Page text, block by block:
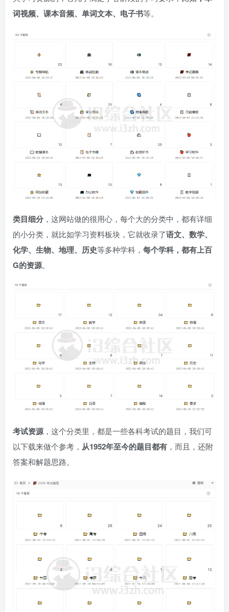
词视频、课本音频、单词文本、电子书等。
类目细分 ，这网站做的很用心，每个大的分类中，都有详细
的小分类，就比如学习资料板块，它就收录了语文、数学、
化学、生物、地理、历史等多种学科， 每个学科，都有上百
G的资源。
考试资源 ，这个分类里，都是一些各科考试的题目，我们可
以下载来做个参考， 从1952年至今的题目都有 ，而且，还附
答案和解题思路。